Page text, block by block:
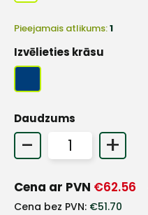
Pieejamais atlikums:1
Izvēlieties krāsu
Daudzums
- +
Cena ar PVN €62.56
Cena bez PVN: €51.70
+